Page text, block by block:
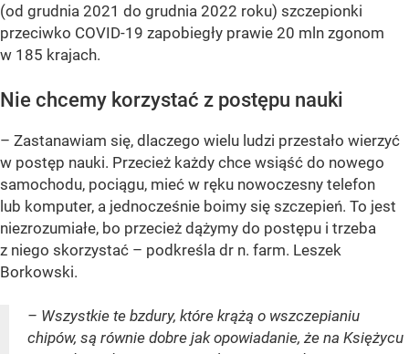
(od grudnia 2021 do grudnia 2022 roku) szczepionki
przeciwko COVID-19 zapobiegły prawie 20 mln zgonom
w 185 krajach.
Nie chcemy korzystać z postępu nauki
– Zastanawiam się, dlaczego wielu ludzi przestało wierzyć
w postęp nauki. Przecież każdy chce wsiąść do nowego
samochodu, pociągu, mieć w ręku nowoczesny telefon
lub komputer, a jednocześnie boimy się szczepień. To jest
niezrozumiałe, bo przecież dążymy do postępu i trzeba
z niego skorzystać – podkreśla dr n. farm. Leszek
Borkowski.
– Wszystkie te bzdury, które krążą o wszczepianiu
chipów, są równie dobre jak opowiadanie, że na Księżycu